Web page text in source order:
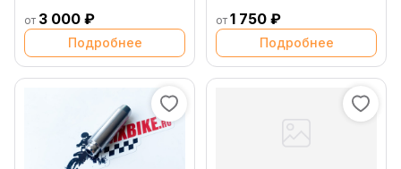
250 20
от 3 000 ₽
Подробнее
от 1 750 ₽
Подробнее